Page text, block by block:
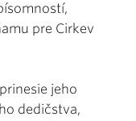
pre Cirkev
jeho
dedičstva,